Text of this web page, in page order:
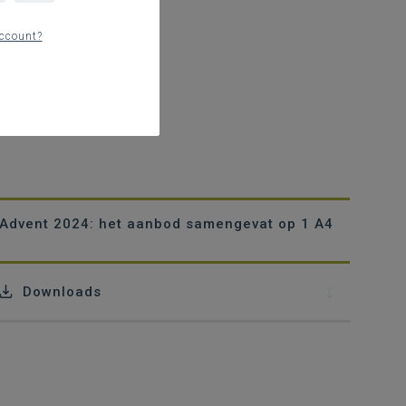
Advent 2024: het aanbod samengevat op 1 A4
Downloads